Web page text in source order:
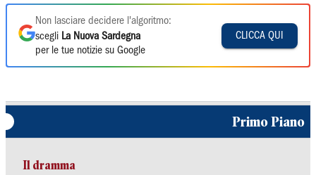
Non lasciare decidere l'algoritmo:
scegli La Nuova Sardegna
per le tue notizie su Google
CLICCA QUI
Primo Piano
Il dramma